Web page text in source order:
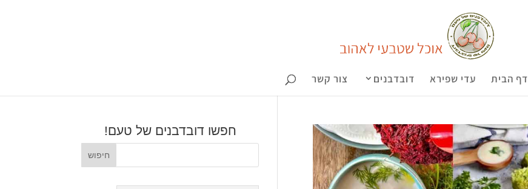
דף הבית עדי שפירא דובדבנים צור קשר
חפשו דובדבנים של טעם!